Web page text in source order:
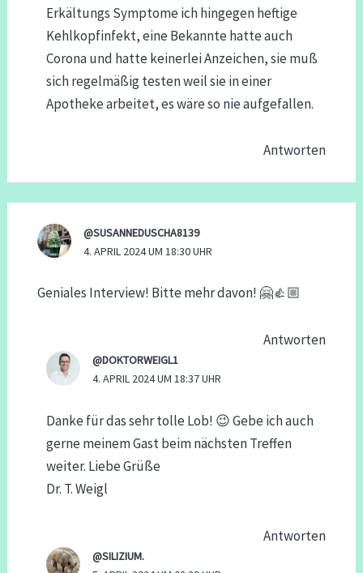
Erkältungs Symptome ich hingegen heftige
Kehlkopfinfekt, eine Bekannte hatte auch
Corona und hatte keinerlei Anzeichen, sie muß
sich regelmäßig testen weil sie in einer
Apotheke arbeitet, es wäre so nie aufgefallen.
Antworten
@SUSANNEDUSCHA8139
4. APRIL 2024 UM 18:30 UHR
Geniales Interview! Bitte mehr davon! 🤗👍🏼
Antworten
@DOKTORWEIGL1
4. APRIL 2024 UM 18:37 UHR
Danke für das sehr tolle Lob! 😉 Gebe ich auch
gerne meinem Gast beim nächsten Treffen
weiter. Liebe Grüße
Dr. T. Weigl
Antworten
@SILIZIUM.